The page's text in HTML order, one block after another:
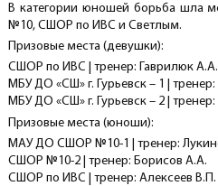
В категории юношей борьба шла
№10, СШОР по ИВС и Светлым.
Призовые места (девушки):
СШОР по ИВС | тренер: Гаврилюк А.А.
МБУ ДО «СШ» г. Гурьевск – 1 |
МБУ ДО «СШ» г. Гурьевск – 2 |
Призовые места (юноши):
МАУ ДО СШОР №10-1 | тренер:
СШОР №10-2 | тренер: Борисов А.А.
СШОР по ИВС | тренер: Алексеев В.П.